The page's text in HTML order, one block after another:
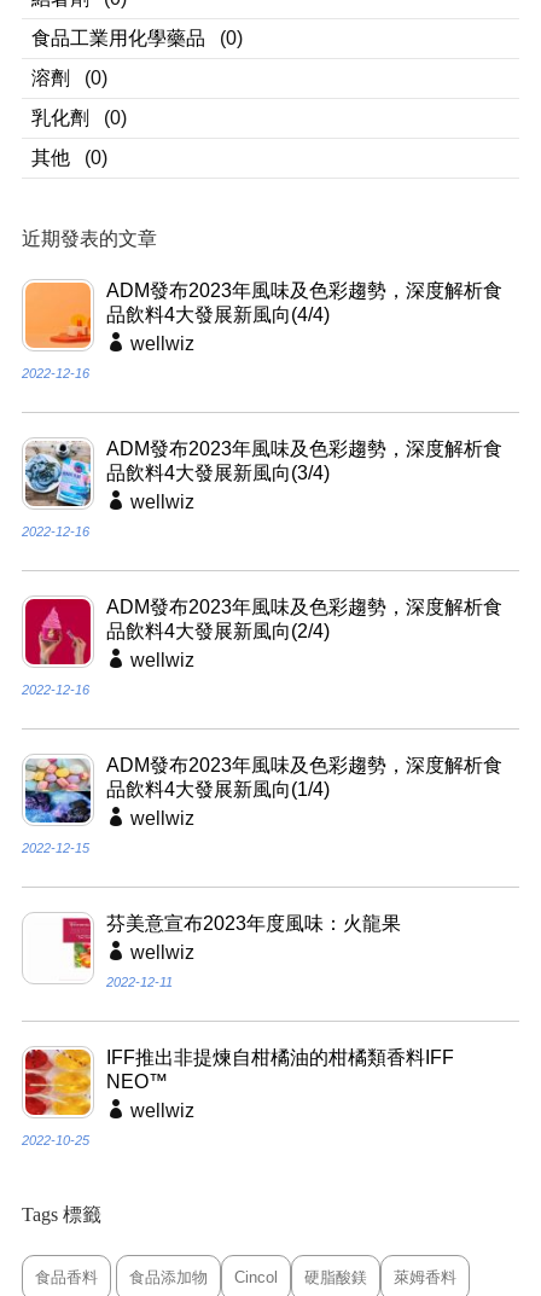
食品工業用化學藥品
(0)
溶劑
(0)
乳化劑
(0)
其他
(0)
近期發表的文章
ADM發布2023年風味及色彩趨勢，深度解析食
品飲料4大發展新風向(4/4)
wellwiz
2022-12-16
ADM發布2023年風味及色彩趨勢，深度解析食
品飲料4大發展新風向(3/4)
wellwiz
2022-12-16
ADM發布2023年風味及色彩趨勢，深度解析食
品飲料4大發展新風向(2/4)
wellwiz
2022-12-16
ADM發布2023年風味及色彩趨勢，深度解析食
品飲料4大發展新風向(1/4)
wellwiz
2022-12-15
芬美意宣布2023年度風味：火龍果
wellwiz
2022-12-11
IFF推出非提煉自柑橘油的柑橘類香料IFF
NEO™
wellwiz
2022-10-25
Tags 標籤
食品香料 食品添加物 Cincol 硬脂酸鎂 萊姆香料